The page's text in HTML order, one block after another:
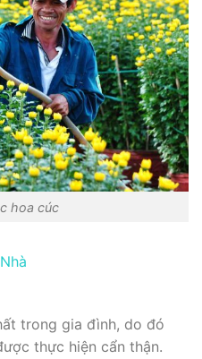
hoa cúc
trong gia đình, do đó
thực hiện cẩn thận.